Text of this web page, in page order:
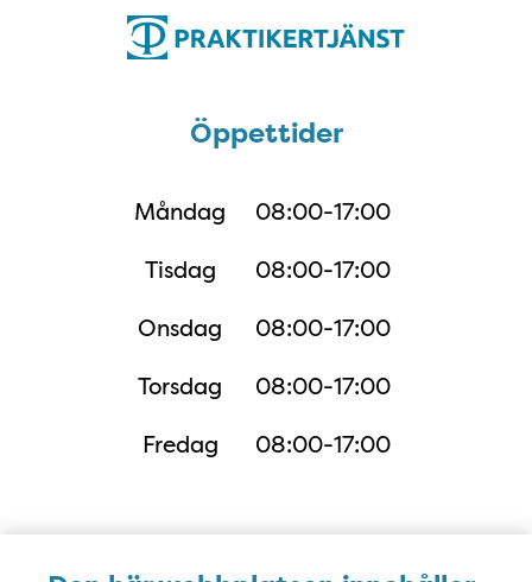
Öppettider
Måndag
08:00-17:00
Tisdag
08:00-17:00
Onsdag
08:00-17:00
Torsdag
08:00-17:00
Fredag
08:00-17:00
Karta